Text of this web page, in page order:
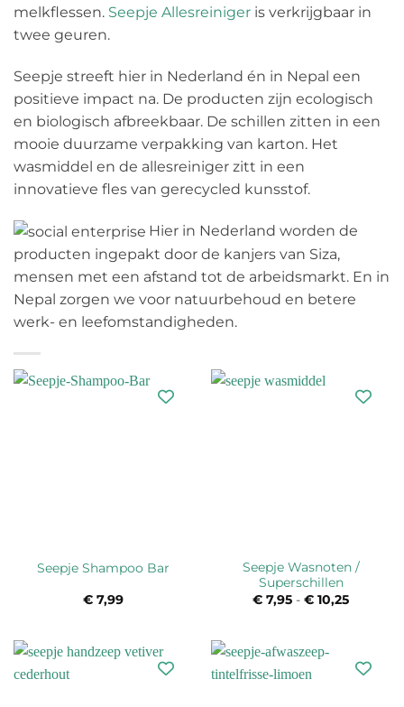
melkflessen. Seepje Allesreiniger is verkrijgbaar in
twee geuren.
Seepje streeft hier in Nederland én in Nepal een
positieve impact na. De producten zijn ecologisch
en biologisch afbreekbaar. De schillen zitten in een
mooie duurzame verpakking van karton. Het
wasmiddel en de allesreiniger zitt in een
innovatieve fles van gerecycled kunsstof.
Hier in Nederland worden de
producten ingepakt door de kanjers van Siza,
mensen met een afstand tot de arbeidsmarkt. En in
Nepal zorgen we voor natuurbehoud en betere
werk- en leefomstandigheden.
Seepje Shampoo Bar
€ 7,99
Seepje Wasnoten /
Superschillen
€ 7,95 - € 10,25